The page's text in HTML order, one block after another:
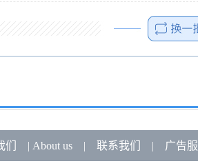
们 | About us| 联系我们 | 广告